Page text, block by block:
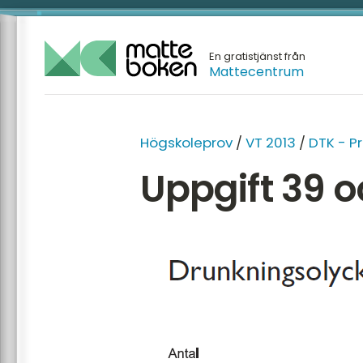
En gratistjänst från
Mattecentrum
Högskoleprov / VT 2013 / DTK -
Uppgift 39